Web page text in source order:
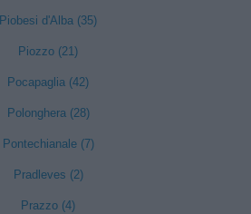
Piobesi d'Alba (35)
Piozzo (21)
Pocapaglia (42)
Polonghera (28)
Pontechianale (7)
Pradleves (2)
Prazzo (4)